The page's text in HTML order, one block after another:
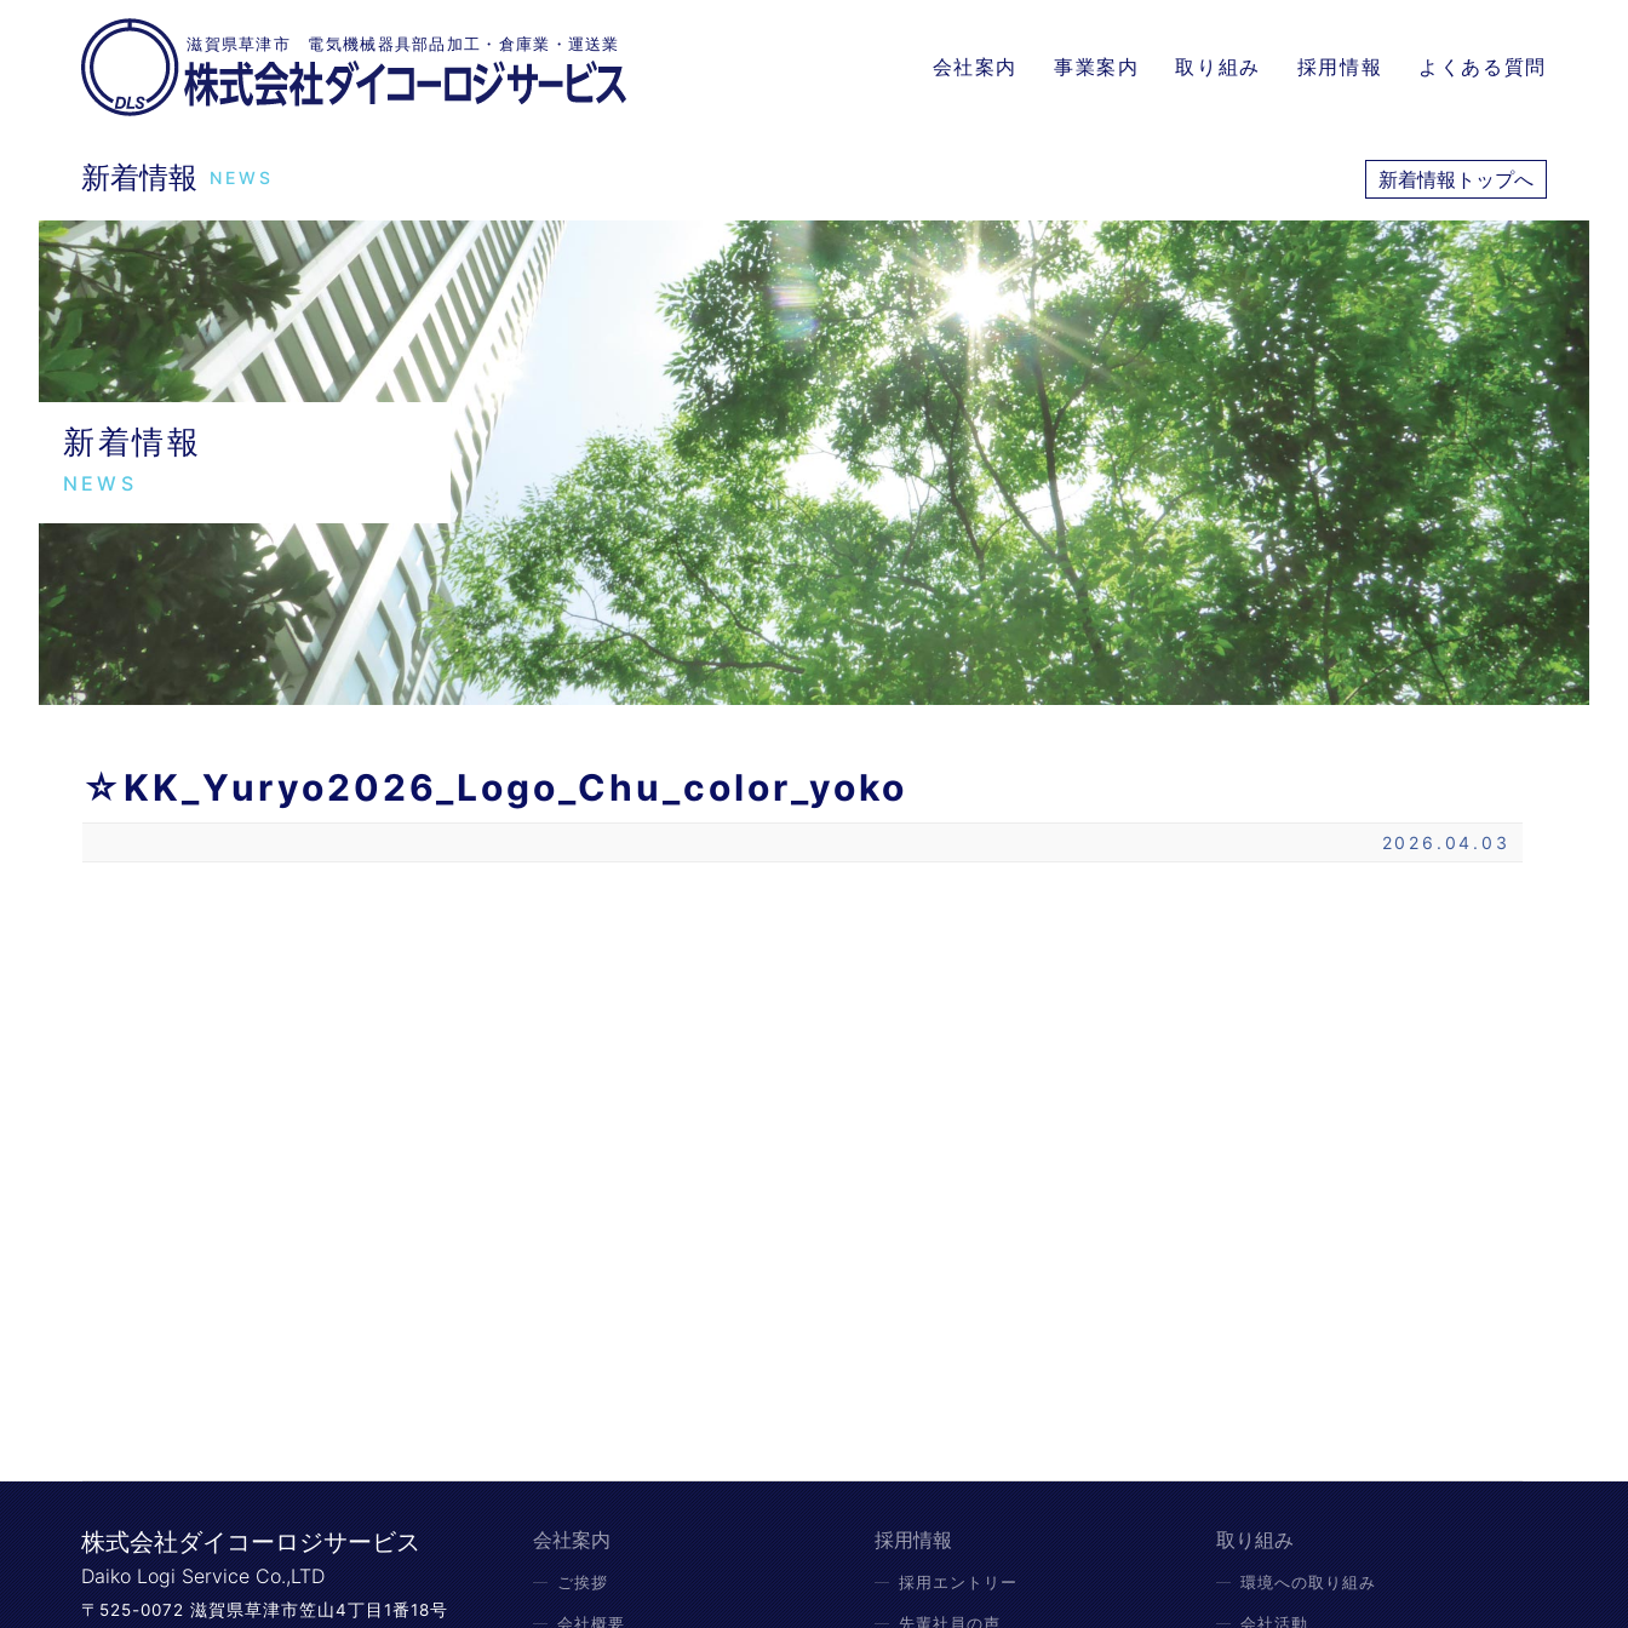
滋賀県草津市 電気機械器具部品加工・倉庫業・運送業
会社案内 事業案内 取り組み 採用情報 よくある質問
新着情報 NEWS 新着情報トップへ
新着情報
NEWS
☆KK_Yuryo2026_Logo_Chu_color_yoko
2026.04.03
株式会社ダイコーロジサービス
Daiko Logi Service Co.,LTD
〒525-0072 滋賀県草津市笠山4丁目1番18号
会社案内
ご挨拶
会社概要
採用情報
採用エントリー
先輩社員の声
取り組み
環境への取り組み
会社活動